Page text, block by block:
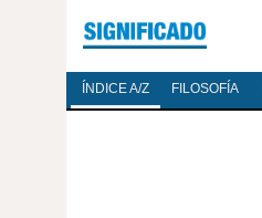
ÍNDICE A/Z FILOSOFÍA